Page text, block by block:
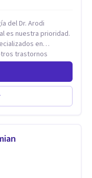
del Dr. Arodi
es nuestra prioridad.
en
trastornos
el mejor
terapias y
tus necesidades
Ansiedad y
Terapia
contigo y tus
y mejorar la
y Terapias